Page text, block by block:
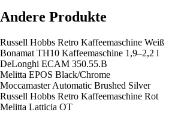
Andere Produkte
Russell Hobbs Retro Kaffeemaschine Weiß
Bonamat TH10 Kaffeemaschine 1,9–2,2 l
DeLonghi ECAM 350.55.B
Melitta EPOS Black/Chrome
Moccamaster Automatic Brushed Silver
Russell Hobbs Retro Kaffeemaschine Rot
Melitta Latticia OT